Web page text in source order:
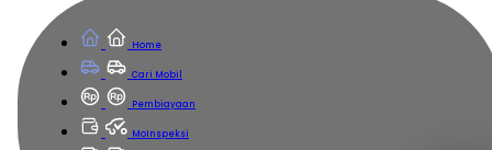
Home
Cari Mobil
Pembiayaan
MoInspeksi